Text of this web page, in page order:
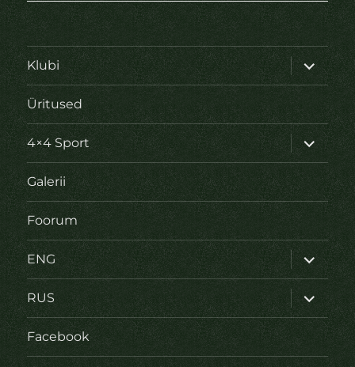
Klubi
laienda
Üritused
4×4 Sport
laienda
Galerii
Foorum
ENG
laienda
RUS
laienda
Facebook